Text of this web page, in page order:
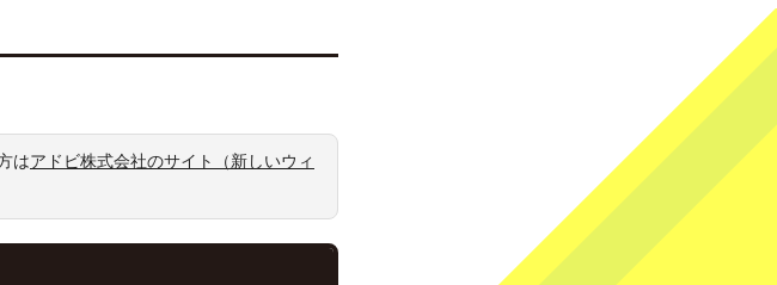
はアドビ株式会社のサイト（新しいウィ